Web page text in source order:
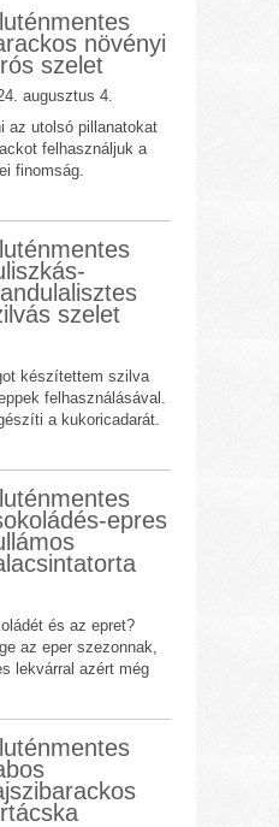
növényi
szelet
augusztus 4.
az utolsó pillanatokat
felhasználjuk a
finomság.
szelet
készítettem szilva
felhasználásával.
a kukoricadarát.
epres
és az epret?
az eper szezonnak,
lekvárral azért még